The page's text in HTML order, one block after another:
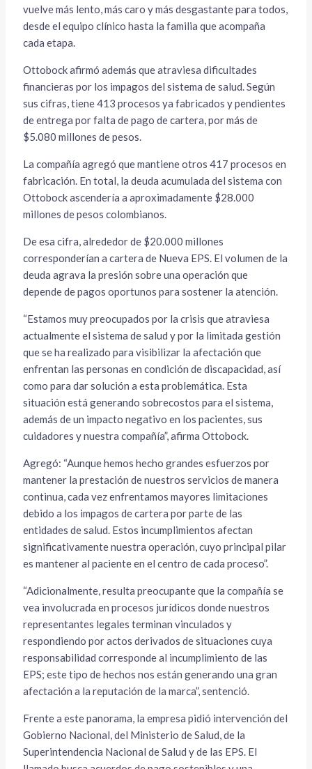
vuelve más lento, más caro y más desgastante para todos,
desde el equipo clínico hasta la familia que acompaña
cada etapa.
Ottobock afirmó además que atraviesa dificultades
financieras por los impagos del sistema de salud. Según
sus cifras, tiene 413 procesos ya fabricados y pendientes
de entrega por falta de pago de cartera, por más de
$5.080 millones de pesos.
La compañía agregó que mantiene otros 417 procesos en
fabricación. En total, la deuda acumulada del sistema con
Ottobock ascendería a aproximadamente $28.000
millones de pesos colombianos.
De esa cifra, alrededor de $20.000 millones
corresponderían a cartera de Nueva EPS. El volumen de la
deuda agrava la presión sobre una operación que
depende de pagos oportunos para sostener la atención.
“Estamos muy preocupados por la crisis que atraviesa
actualmente el sistema de salud y por la limitada gestión
que se ha realizado para visibilizar la afectación que
enfrentan las personas en condición de discapacidad, así
como para dar solución a esta problemática. Esta
situación está generando sobrecostos para el sistema,
además de un impacto negativo en los pacientes, sus
cuidadores y nuestra compañía”, afirma Ottobock.
Agregó: “Aunque hemos hecho grandes esfuerzos por
mantener la prestación de nuestros servicios de manera
continua, cada vez enfrentamos mayores limitaciones
debido a los impagos de cartera por parte de las
entidades de salud. Estos incumplimientos afectan
significativamente nuestra operación, cuyo principal pilar
es mantener al paciente en el centro de cada proceso”.
“Adicionalmente, resulta preocupante que la compañía se
vea involucrada en procesos jurídicos donde nuestros
representantes legales terminan vinculados y
respondiendo por actos derivados de situaciones cuya
responsabilidad corresponde al incumplimiento de las
EPS; este tipo de hechos nos están generando una gran
afectación a la reputación de la marca”, sentenció.
Frente a este panorama, la empresa pidió intervención del
Gobierno Nacional, del Ministerio de Salud, de la
Superintendencia Nacional de Salud y de las EPS. El